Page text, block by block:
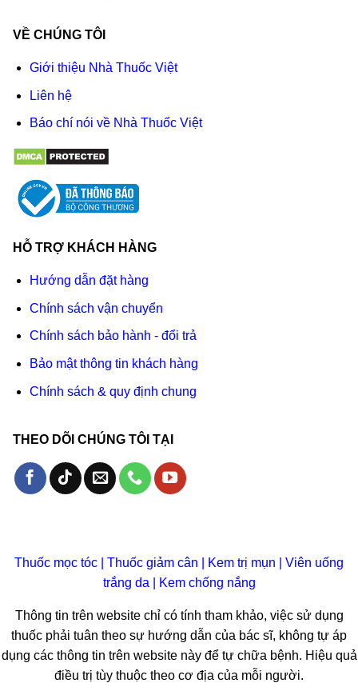
VỀ CHÚNG TÔI
Giới thiệu Nhà Thuốc Việt
Liên hệ
Báo chí nói về Nhà Thuốc Việt
HỖ TRỢ KHÁCH HÀNG
Hướng dẫn đặt hàng
Chính sách vận chuyển
Chính sách bảo hành - đổi trả
Bảo mật thông tin khách hàng
Chính sách & quy định chung
THEO DÕI CHÚNG TÔI TẠI
Thuốc mọc tóc Thuốc giảm cân Kem trị mụn
Viên uống
trắng da
Kem chống nắng
Thông tin trên website chỉ có tính tham khảo, việc sử dụng
thuốc phải tuân theo sự hướng dẫn của bác sĩ, không tự áp
dụng các thông tin trên website này để tự chữa bệnh. Hiệu quả
điều trị tùy thuộc theo cơ địa của mỗi người.